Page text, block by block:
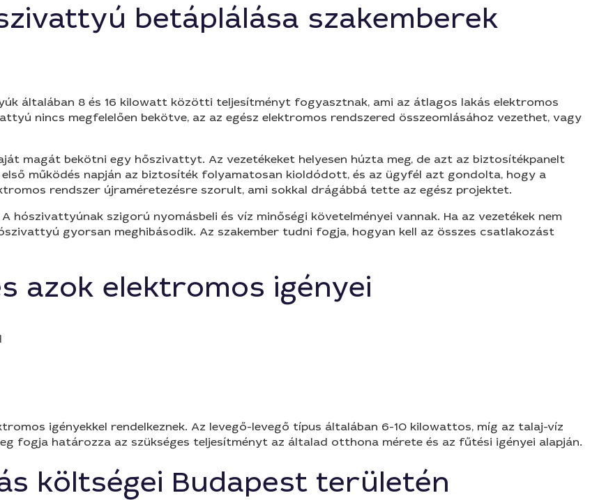
betáplálása szakemberek
általában 8 és 16 kilowatt közötti teljesítményt fogyasztnak, ami az átlagos lakás elektromos
nincs megfelelően bekötve, az az egész elektromos rendszered összeomlásához vezethet, vagy
magát bekötni egy hőszivattyt. Az vezetékeket helyesen húzta meg, de azt az biztosítékpanelt
működés napján az biztosíték folyamatosan kioldódott, és az ügyfél azt gondolta, hogy a
rendszer újraméretezésre szorult, ami sokkal drágábbá tette az egész projektet.
hószivattyúnak szigorú nyomásbeli és víz minőségi követelményei vannak. Ha az vezetékek nem
gyorsan meghibásodik. Az szakember tudni fogja, hogyan kell az összes csatlakozást
azok elektromos igényei
igényekkel rendelkeznek. Az levegő-levegő típus általában 6-10 kilowattos, míg az talaj-víz
fogja határozza az szükséges teljesítményt az általad otthona mérete és az fűtési igényei alapján.
költségei Budapest területén